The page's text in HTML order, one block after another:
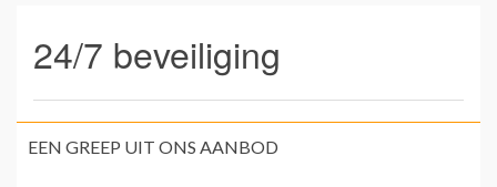
24/7 beveiliging
EEN GREEP UIT ONS AANBOD